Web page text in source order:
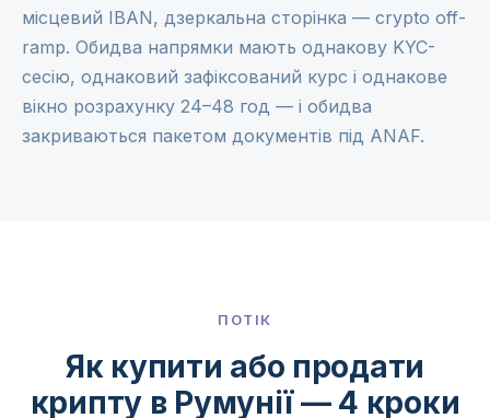
місцевий IBAN, дзеркальна сторінка — crypto off-
ramp. Обидва напрямки мають однакову KYC-
сесію, однаковий зафіксований курс і однакове
вікно розрахунку 24–48 год — і обидва
закриваються пакетом документів під ANAF.
ПОТІК
Як купити або продати
крипту в Румунії — 4 кроки